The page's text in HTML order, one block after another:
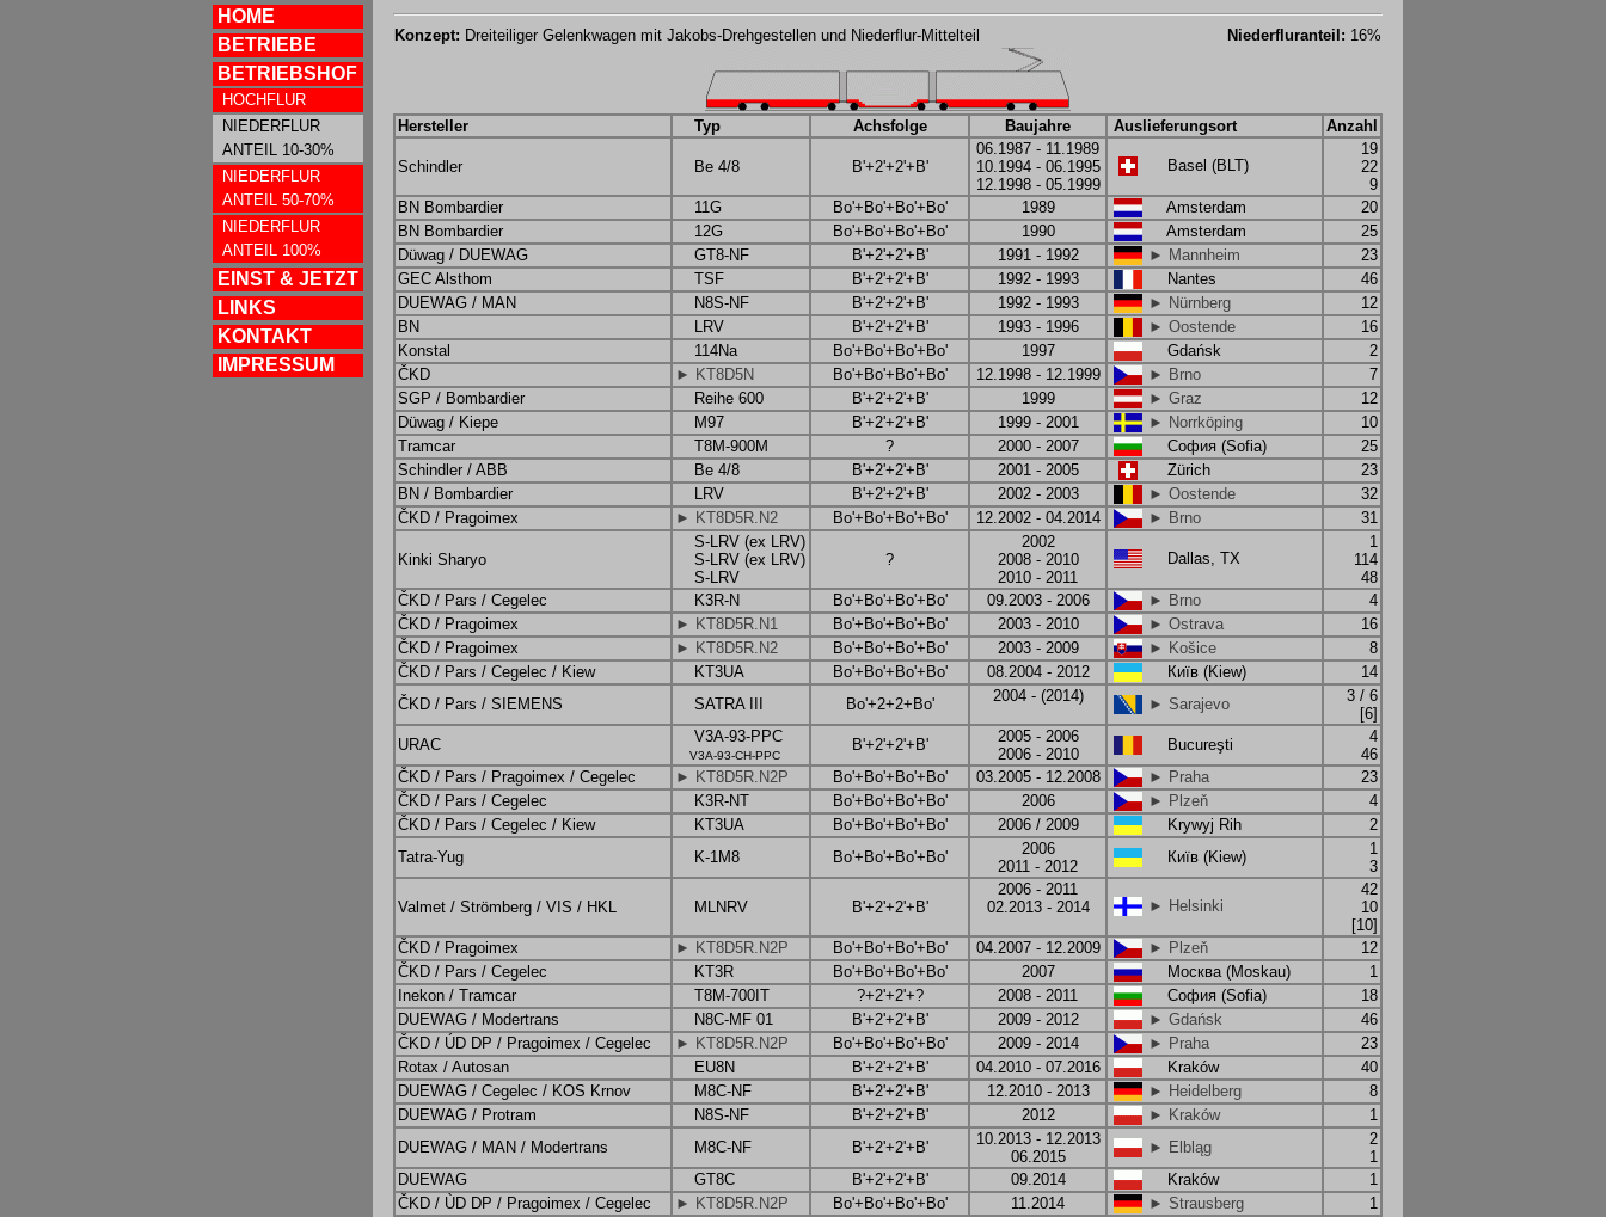
HOME
BETRIEBE
BETRIEBSHOF
HOCHFLUR
NIEDERFLUR
ANTEIL 10-30%
NIEDERFLUR
ANTEIL 50-70%
NIEDERFLUR
ANTEIL 100%
EINST & JETZT
LINKS
KONTAKT
IMPRESSUM
Konzept: Dreiteiliger Gelenkwagen mit Jakobs-Drehgestellen und Niederflur-Mittelteil Niederfluranteil: 16%
Hersteller Typ Achsfolge Baujahre Auslieferungsort Anzahl
Schindler Be 4/8 B'+2'+2'+B'
06.1987 - 11.1989
10.1994 - 06.1995
12.1998 - 05.1999
Basel (BLT)
19
22
9
BN Bombardier
11G Bo'+Bo'+Bo'+Bo' 1989 Amsterdam
20
BN Bombardier
12G Bo'+Bo'+Bo'+Bo' 1990 Amsterdam
25
Düwag / DUEWAG
GT8-NF B'+2'+2'+B' 1991 - 1992 ► Mannheim
23
GEC Alsthom
TSF B'+2'+2'+B' 1992 - 1993 Nantes
46
DUEWAG / MAN
N8S-NF B'+2'+2'+B' 1992 - 1993 ► Nürnberg
12
BN
LRV B'+2'+2'+B' 1993 - 1996 ► Oostende
16
Konstal
114Na Bo'+Bo'+Bo'+Bo' 1997 Gdańsk
2
ČKD
► KT8D5N Bo'+Bo'+Bo'+Bo' 12.1998 - 12.1999 ► Brno
7
SGP / Bombardier
Reihe 600 B'+2'+2'+B' 1999 ► Graz
12
Düwag / Kiepe
M97 B'+2'+2'+B' 1999 - 2001 ► Norrköping
10
Tramcar
T8M-900M ? 2000 - 2007 София (Sofia)
25
Schindler / ABB
Be 4/8 B'+2'+2'+B' 2001 - 2005 Zürich
23
BN / Bombardier
LRV B'+2'+2'+B' 2002 - 2003 ► Oostende
32
ČKD / Pragoimex
► KT8D5R.N2 Bo'+Bo'+Bo'+Bo' 12.2002 - 04.2014 ► Brno 31
Kinki Sharyo
S-LRV (ex LRV)
S-LRV (ex LRV)
S-LRV
?
2002
2008 - 2010
2010 - 2011
Dallas, TX
1
114
48
ČKD / Pars / Cegelec
K3R-N Bo'+Bo'+Bo'+Bo' 09.2003 - 2006 ► Brno
4
ČKD / Pragoimex
► KT8D5R.N1 Bo'+Bo'+Bo'+Bo' 2003 - 2010 ► Ostrava
16
ČKD / Pragoimex
► KT8D5R.N2 Bo'+Bo'+Bo'+Bo' 2003 - 2009 ► Košice
8
ČKD / Pars / Cegelec / Kiew
KT3UA Bo'+Bo'+Bo'+Bo' 08.2004 - 2012 Київ (Kiew)
14
ČKD / Pars / SIEMENS
SATRA III Bo'+2+2+Bo' 2004 - (2014) ► Sarajevo
3 / 6
[6]
URAC
V3A-93-PPC
V3A-93-CH-PPC
B'+2'+2'+B'
2005 - 2006
2006 - 2010
Bucureşti
4
46
ČKD / Pars / Pragoimex / Cegelec
► KT8D5R.N2P Bo'+Bo'+Bo'+Bo' 03.2005 - 12.2008 ► Praha
23
ČKD / Pars / Cegelec
K3R-NT Bo'+Bo'+Bo'+Bo' 2006 ► Plzeň
4
ČKD / Pars / Cegelec / Kiew
KT3UA Bo'+Bo'+Bo'+Bo' 2006 / 2009 Krywyj Rih
2
Tatra-Yug
K-1M8 Bo'+Bo'+Bo'+Bo'
2006
2011 - 2012
Київ (Kiew)
1
3
Valmet / Strömberg / VIS / HKL MLNRV B'+2'+2'+B'
2006 - 2011
02.2013 - 2014
► Helsinki
42
10
[10]
ČKD / Pragoimex
► KT8D5R.N2P Bo'+Bo'+Bo'+Bo' 04.2007 - 12.2009 ► Plzeň
12
ČKD / Pars / Cegelec
KT3R Bo'+Bo'+Bo'+Bo' 2007 Москва (Moskau)
1
Inekon / Tramcar
T8M-700IT ?+2'+2'+? 2008 - 2011 София (Sofia)
18
DUEWAG / Modertrans
N8C-MF 01 B'+2'+2'+B' 2009 - 2012 ► Gdańsk
46
ČKD / ÚD DP / Pragoimex / Cegelec
► KT8D5R.N2P Bo'+Bo'+Bo'+Bo' 2009 - 2014 ► Praha
23
Rotax / Autosan
EU8N B'+2'+2'+B' 04.2010 - 07.2016 Kraków
40
DUEWAG / Cegelec / KOS Krnov
M8C-NF B'+2'+2'+B' 12.2010 - 2013 ► Heidelberg
8
DUEWAG / Protram
N8S-NF B'+2'+2'+B' 2012 ► Kraków
1
DUEWAG / MAN / Modertrans
M8C-NF B'+2'+2'+B'
10.2013 - 12.2013
06.2015
► Elbląg
2
1
DUEWAG
GT8C B'+2'+2'+B' 09.2014 Kraków
1
ČKD / ÙD DP / Pragoimex / Cegelec
► KT8D5R.N2P Bo'+Bo'+Bo'+Bo' 11.2014 ► Strausberg
1